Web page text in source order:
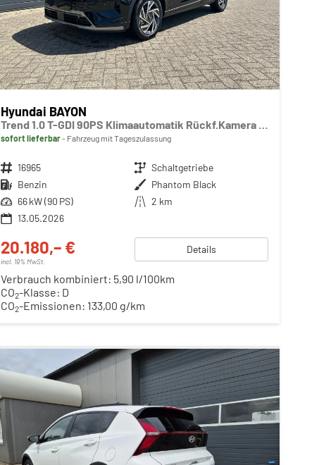
Hyundai BAYON
Trend 1.0 T-GDI 90PS Klimaautomatik Rückf.Kamera Parksensoren Sitzheizung Lenkradheizung Bluetooth Touchscreen Tempomat Apple CarPlay + Android Auto 16"LM
sofort lieferbar Fahrzeug mit Tageszulassung
Fahrzeugnr. 16965 Getriebe Schaltgetriebe
Kraftstoff Benzin Außenfarbe Phantom Black
Leistung 66 kW (90 PS) Kilometerstand 2 km
13.05.2026
20.180,– €
incl. 19% MwSt.
Details
Verbrauch kombiniert: 5,90 l/100km
CO2-Klasse: D
CO2-Emissionen: 133,00 g/km